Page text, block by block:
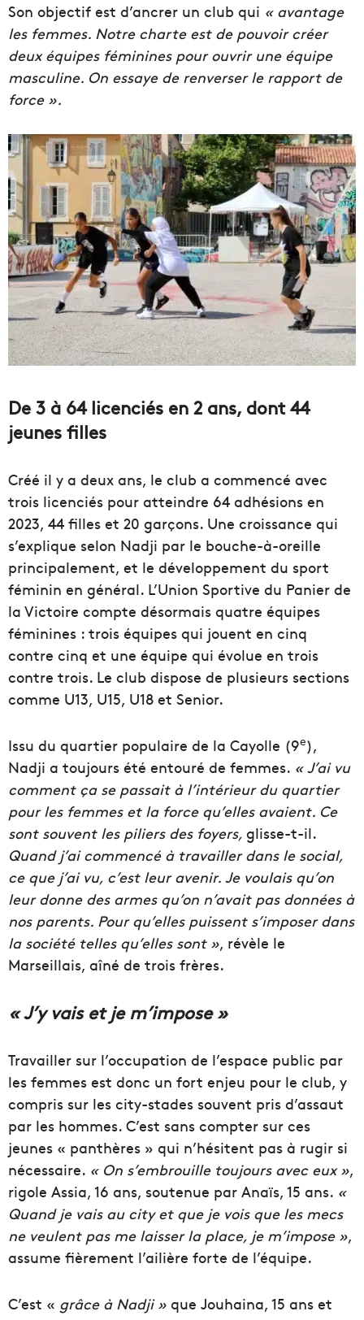
Son objectif est d’ancrer un club qui « avantage
les femmes. Notre charte est de pouvoir créer
deux équipes féminines pour ouvrir une équipe
masculine. On essaye de renverser le rapport de
force ».
De 3 à 64 licenciés en 2 ans, dont 44
jeunes filles
Créé il y a deux ans, le club a commencé avec
trois licenciés pour atteindre 64 adhésions en
2023, 44 filles et 20 garçons. Une croissance qui
s’explique selon Nadji par le bouche-à-oreille
principalement, et le développement du sport
féminin en général. L’Union Sportive du Panier de
la Victoire compte désormais quatre équipes
féminines : trois équipes qui jouent en cinq
contre cinq et une équipe qui évolue en trois
contre trois. Le club dispose de plusieurs sections
comme U13, U15, U18 et Senior.
Issu du quartier populaire de la Cayolle (9e),
Nadji a toujours été entouré de femmes. « J’ai vu
comment ça se passait à l’intérieur du quartier
pour les femmes et la force qu’elles avaient. Ce
sont souvent les piliers des foyers, glisse-t-il.
Quand j’ai commencé à travailler dans le social,
ce que j’ai vu, c’est leur avenir. Je voulais qu’on
leur donne des armes qu’on n’avait pas données à
nos parents. Pour qu’elles puissent s’imposer dans
la société telles qu’elles sont », révèle le
Marseillais, aîné de trois frères.
« J’y vais et je m’impose »
Travailler sur l’occupation de l’espace public par
les femmes est donc un fort enjeu pour le club, y
compris sur les city-stades souvent pris d’assaut
par les hommes. C’est sans compter sur ces
jeunes « panthères » qui n’hésitent pas à rugir si
nécessaire. « On s’embrouille toujours avec eux »,
rigole Assia, 16 ans, soutenue par Anaïs, 15 ans. «
Quand je vais au city et que je vois que les mecs
ne veulent pas me laisser la place, je m’impose »,
assume fièrement l’ailière forte de l’équipe.
C’est « grâce à Nadji » que Jouhaina, 15 ans et